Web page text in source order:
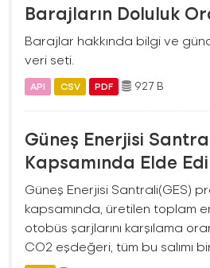
Barajların Doluluk
Barajlar hakkında bilgi ve
veri seti.
API CSV PDF 927 B
Güneş Enerjisi
Kapsamında Elde
Güneş Enerjisi Santrali(GES)
kapsamında, üretilen toplam
otobüs şarjlarını karşılama
CO2 eşdeğeri, tüm bu salımı